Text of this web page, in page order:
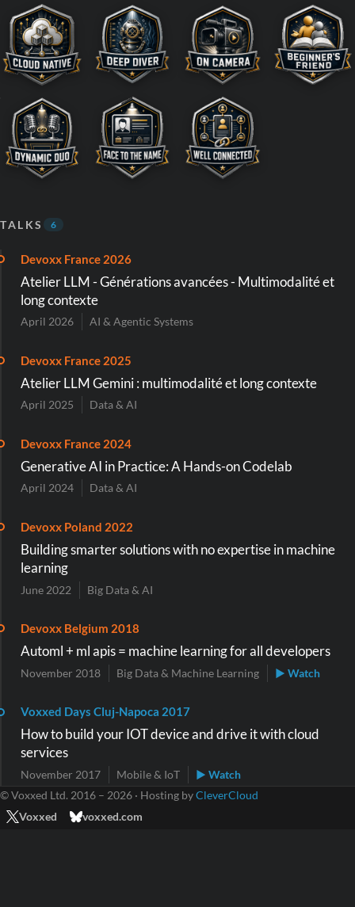
TALKS 6
Devoxx France 2026
Atelier LLM - Générations avancées - Multimodalité et
long contexte
April 2026 AI & Agentic Systems
Devoxx France 2025
Atelier LLM Gemini : multimodalité et long contexte
April 2025 Data & AI
Devoxx France 2024
Generative AI in Practice: A Hands-on Codelab
April 2024 Data & AI
Devoxx Poland 2022
Building smarter solutions with no expertise in machine
learning
June 2022 Big Data & AI
Devoxx Belgium 2018
Automl + ml apis = machine learning for all developers
November 2018 Big Data & Machine Learning ▶ Watch
Voxxed Days Cluj-Napoca 2017
How to build your IOT device and drive it with cloud
services
November 2017 Mobile & IoT
▶ Watch
© Voxxed Ltd. 2016 – 2026 · Hosting byCleverCloud
Voxxed
voxxed.com